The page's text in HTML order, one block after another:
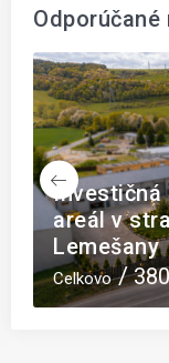
lokalite